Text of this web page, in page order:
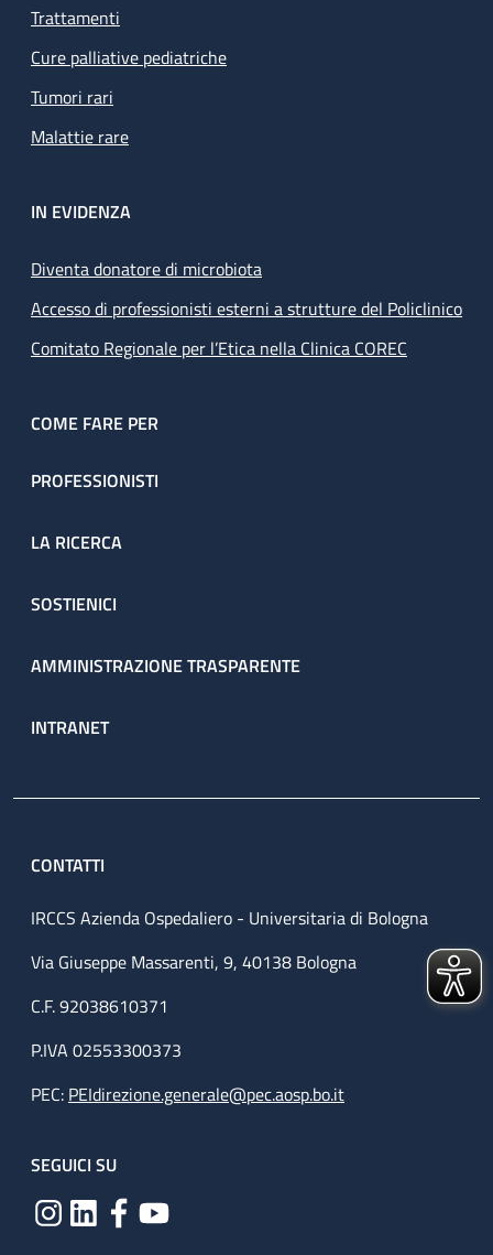
Trattamenti
Cure palliative pediatriche
Tumori rari
Malattie rare
IN EVIDENZA
Diventa donatore di microbiota
Accesso di professionisti esterni a strutture del Policlinico
Comitato Regionale per l’Etica nella Clinica COREC
COME FARE PER
PROFESSIONISTI
LA RICERCA
SOSTIENICI
AMMINISTRAZIONE TRASPARENTE
INTRANET
CONTATTI
IRCCS Azienda Ospedaliero - Universitaria di Bologna
Via Giuseppe Massarenti, 9, 40138 Bologna
C.F. 92038610371
P.IVA 02553300373
PEC: PEIdirezione.generale@pec.aosp.bo.it
SEGUICI SU